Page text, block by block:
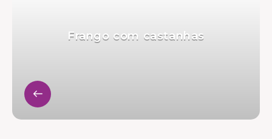
Frango com castanhas